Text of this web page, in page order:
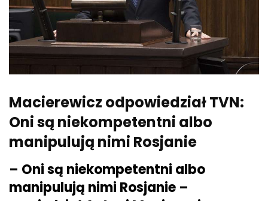
Macierewicz odpowiedział TVN:
Oni są niekompetentni albo
manipulują nimi Rosjanie
– Oni są niekompetentni albo
manipulują nimi Rosjanie –